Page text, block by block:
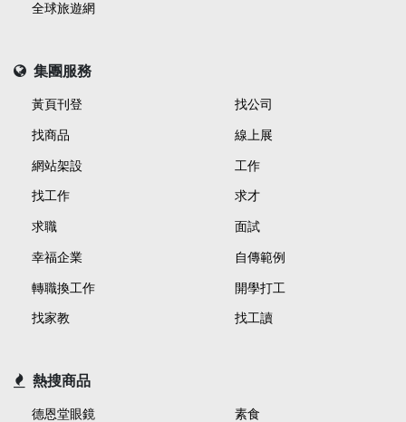
全球旅遊網
集團服務
黃頁刊登 找公司
找商品 線上展
網站架設 工作
找工作 求才
求職 面試
幸福企業 自傳範例
轉職換工作 開學打工
找家教 找工讀
熱搜商品
德恩堂眼鏡 素食